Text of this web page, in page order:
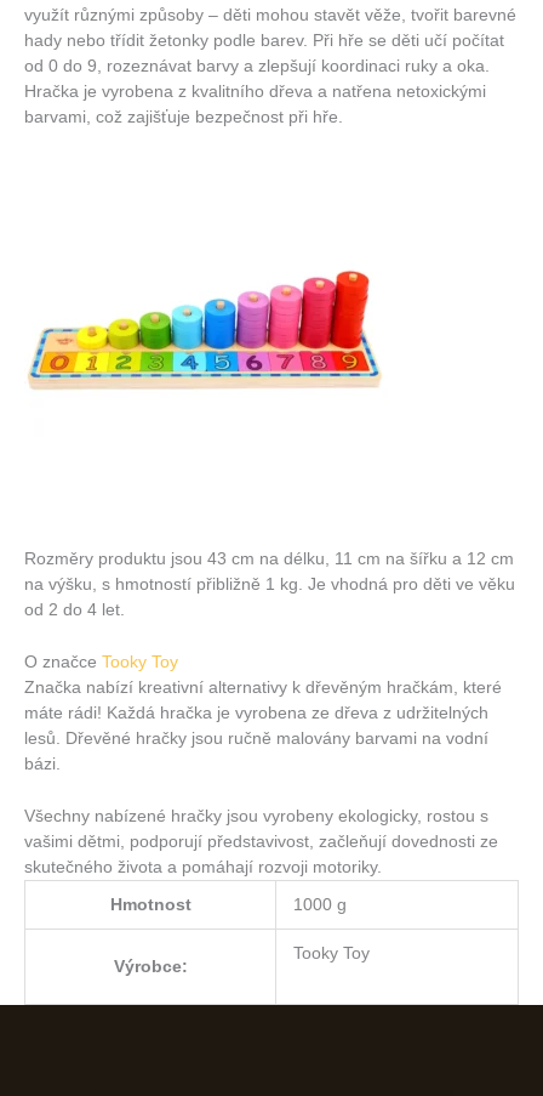
využít různými způsoby – děti mohou stavět věže, tvořit barevné
hady nebo třídit žetonky podle barev. Při hře se děti učí počítat
od 0 do 9, rozeznávat barvy a zlepšují koordinaci ruky a oka.
Hračka je vyrobena z kvalitního dřeva a natřena netoxickými
barvami, což zajišťuje bezpečnost při hře.
Rozměry produktu jsou 43 cm na délku, 11 cm na šířku a 12 cm
na výšku, s hmotností přibližně 1 kg. Je vhodná pro děti ve věku
od 2 do 4 let.
O značce Tooky Toy
Značka nabízí kreativní alternativy k dřevěným hračkám, které
máte rádi! Každá hračka je vyrobena ze dřeva z udržitelných
lesů. Dřevěné hračky jsou ručně malovány barvami na vodní
bázi.
Všechny nabízené hračky jsou vyrobeny ekologicky, rostou s
vašimi dětmi, podporují představivost, začleňují dovednosti ze
skutečného života a pomáhají rozvoji motoriky.
Hmotnost 1000 g
Výrobce:
Tooky Toy